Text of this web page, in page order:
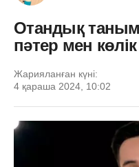
Отандық
пәтер мен
Жарияланған күні:
4 қараша 2024, 10:02